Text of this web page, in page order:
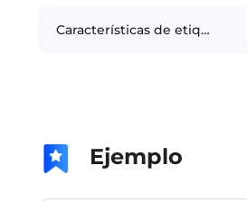
Características de etiquetado
Ejemplo